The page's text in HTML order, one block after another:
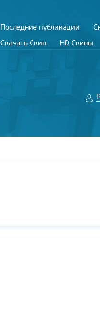
Последние публикации
Скачать Скин
HD Скины